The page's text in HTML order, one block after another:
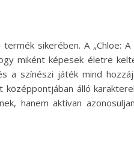
sikerében. A „Chloe: A
miként képesek életre
a színészi játék mind
álló
hanem aktívan